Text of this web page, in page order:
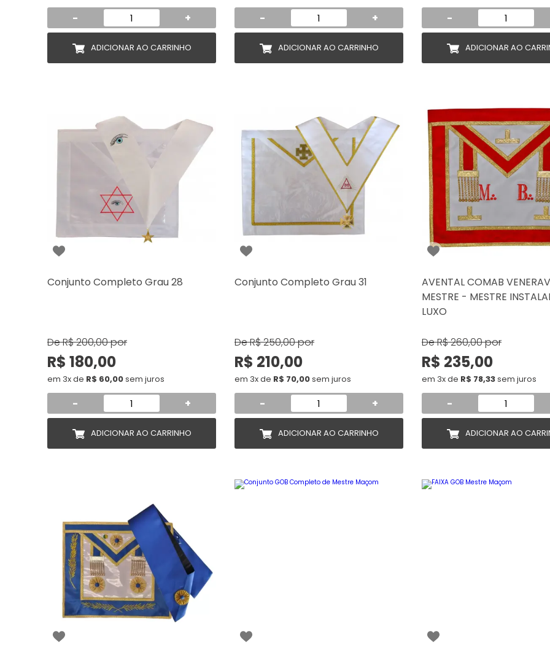
- +
ADICIONAR AO CARRINHO
- +
ADICIONAR AO CARRINHO
-
ADICIONAR AO
Conjunto Completo Grau 28
DeR$ 200,00por
R$ 180,00
em 3x de R$ 60,00sem juros
- +
ADICIONAR AO CARRINHO
Conjunto Completo Grau 31
DeR$ 250,00por
R$ 210,00
em 3x de R$ 70,00sem juros
- +
ADICIONAR AO CARRINHO
AVENTAL COMAB
MESTRE - MESTRE
LUXO
DeR$ 260,00por
R$ 235,00
em 3x de R$ 78,33sem juros
-
ADICIONAR AO